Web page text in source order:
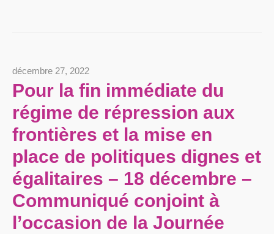
décembre 27, 2022
Pour la fin immédiate du
régime de répression aux
frontières et la mise en
place de politiques dignes et
égalitaires – 18 décembre –
Communiqué conjoint à
l’occasion de la Journée